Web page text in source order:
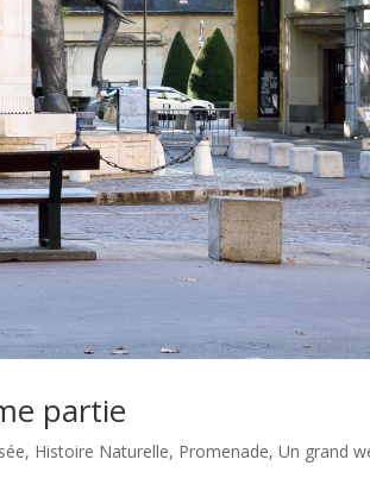
partie
, Histoire Naturelle, Promenade,Un grand